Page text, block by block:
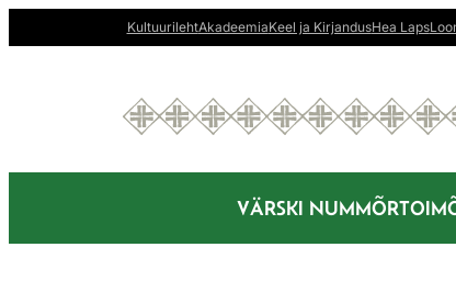
sisu
KultuurilehtAkadeemiaKeel ja KirjandusHea Laps
VÄRSKI NUMMÕR